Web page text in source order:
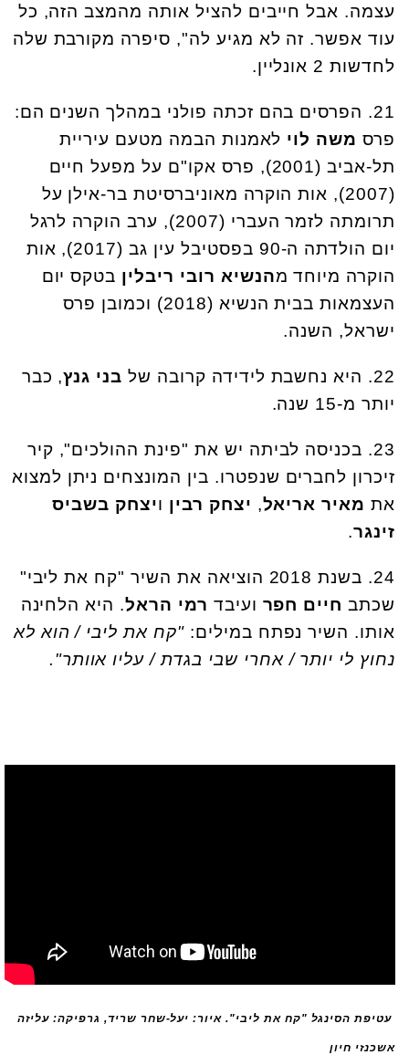
עצמה. אבל חייבים להציל אותה מהמצב הזה, כל
עוד אפשר. זה לא מגיע לה", סיפרה מקורבת שלה
לחדשות 2 אונליין.
21. הפרסים בהם זכתה פולני במהלך השנים הם:
פרס משה לוי לאמנות הבמה מטעם עיריית
תל-אביב (2001), פרס אקו"ם על מפעל חיים
(2007), אות הוקרה מאוניברסיטת בר-אילן על
תרומתה לזמר העברי (2007), ערב הוקרה לרגל
יום הולדתה ה-90 בפסטיבל עין גב (2017), אות
הוקרה מיוחד מהנשיא רובי ריבלין בטקס יום
העצמאות בבית הנשיא (2018) וכמובן פרס
ישראל, השנה.
22. היא נחשבת לידידה קרובה של בני גנץ, כבר
יותר מ-15 שנה.
23. בכניסה לביתה יש את "פינת ההולכים", קיר
זיכרון לחברים שנפטרו. בין המונצחים ניתן למצוא
את מאיר אריאל, יצחק רבין ויצחק בשביס
זינגר.
24. בשנת 2018 הוציאה את השיר "קח את ליבי"
שכתב חיים חפר ועיבד רמי הראל. היא הלחינה
אותו. השיר נפתח במילים:"קח את ליבי / הוא לא
נחוץ לי יותר / אחרי שבי בגדת / עליו אוותר".
עטיפת הסינגל "קח את ליבי". איור: יעל-שחר שריד, גרפיקה: עליזה
אשכנזי חיון